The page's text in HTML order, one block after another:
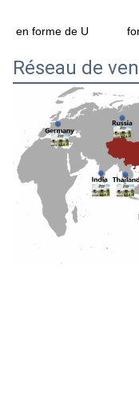
en forme de U
Réseau de